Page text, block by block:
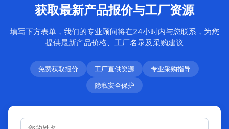
获取最新产品报价与工厂资源
填写下方表单，我们的专业顾问将在24小时内与您联系，为您
提供最新产品价格、工厂名录及采购建议
免费获取报价 工厂直供资源
专业采购指导
隐私安全保护